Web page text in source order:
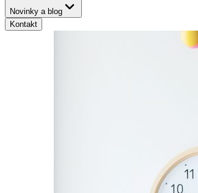
Novinky a blog
Kontakt